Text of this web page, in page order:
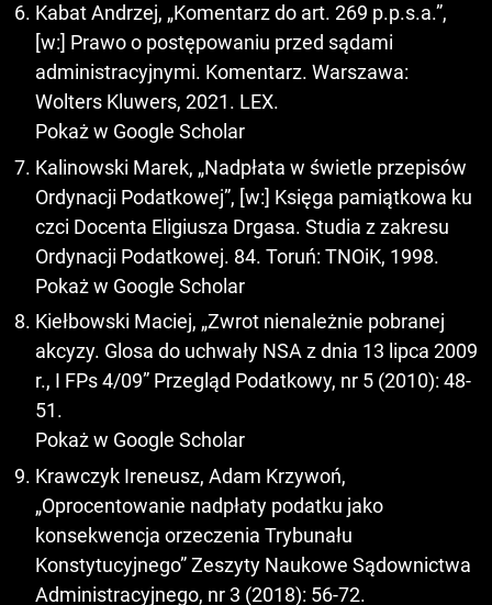
Kabat Andrzej, „Komentarz do art. 269 p.p.s.a.”,
[w:] Prawo o postępowaniu przed sądami
administracyjnymi. Komentarz. Warszawa:
Wolters Kluwers, 2021. LEX.
Pokaż w Google Scholar
Kalinowski Marek, „Nadpłata w świetle przepisów
Ordynacji Podatkowej”, [w:] Księga pamiątkowa ku
czci Docenta Eligiusza Drgasa. Studia z zakresu
Ordynacji Podatkowej. 84. Toruń: TNOiK, 1998.
Pokaż w Google Scholar
Kiełbowski Maciej, „Zwrot nienależnie pobranej
akcyzy. Glosa do uchwały NSA z dnia 13 lipca 2009
r., I FPs 4/09” Przegląd Podatkowy, nr 5 (2010): 48-
51.
Pokaż w Google Scholar
Krawczyk Ireneusz, Adam Krzywoń,
„Oprocentowanie nadpłaty podatku jako
konsekwencja orzeczenia Trybunału
Konstytucyjnego” Zeszyty Naukowe Sądownictwa
Administracyjnego, nr 3 (2018): 56-72.